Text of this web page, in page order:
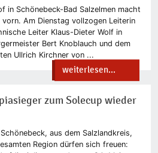
in Schönebeck-Bad Salzelmen macht
Am Dienstag vollzogen Leiterin
Leiter Klaus-Dieter Wolf in
Bert Knoblauch und dem
Ullrich Kirchner von ...
weiterlesen...
zum Solecup wieder
aus dem Salzlandkreis,
Region dürfen sich freuen: